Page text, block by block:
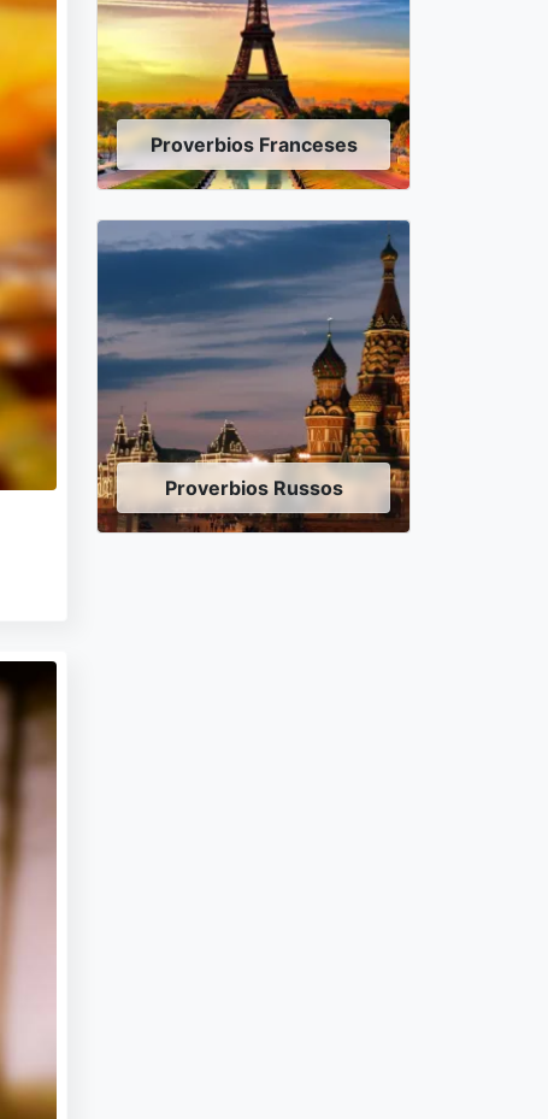
Proverbios Franceses
Proverbios Russos